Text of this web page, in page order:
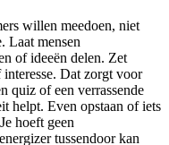
willen meedoen, niet
Laat mensen
of ideeën delen. Zet
interesse. Dat zorgt voor
quiz of een verrassende
helpt. Even opstaan of iets
hoeft geen
tussendoor kan